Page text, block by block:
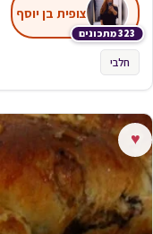
323 מתכונים
צופית בן יוסף
חלבי
♥